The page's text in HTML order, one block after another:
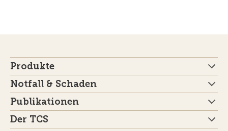
Produkte
Notfall & Schaden
Publikationen
Der TCS